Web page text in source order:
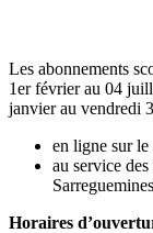
Les abonnements
1er février au 04
janvier au vendredi
en ligne sur le
au service
Sarreguemines
Horaires